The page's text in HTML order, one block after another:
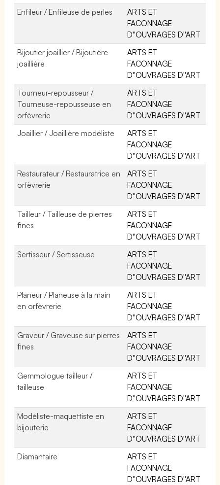
Enfileur / Enfileuse de perles
ARTS ET
FACONNAGE
D''OUVRAGES D''ART
Bijoutier joaillier / Bijoutière
joaillière
ARTS ET
FACONNAGE
D''OUVRAGES D''ART
Tourneur-repousseur /
Tourneuse-repousseuse en
orfèvrerie
ARTS ET
FACONNAGE
D''OUVRAGES D''ART
Joaillier / Joaillière modéliste
ARTS ET
FACONNAGE
D''OUVRAGES D''ART
Restaurateur / Restauratrice en
orfèvrerie
ARTS ET
FACONNAGE
D''OUVRAGES D''ART
Tailleur / Tailleuse de pierres
fines
ARTS ET
FACONNAGE
D''OUVRAGES D''ART
Sertisseur / Sertisseuse
ARTS ET
FACONNAGE
D''OUVRAGES D''ART
Planeur / Planeuse à la main
en orfèvrerie
ARTS ET
FACONNAGE
D''OUVRAGES D''ART
Graveur / Graveuse sur pierres
fines
ARTS ET
FACONNAGE
D''OUVRAGES D''ART
Gemmologue tailleur /
tailleuse
ARTS ET
FACONNAGE
D''OUVRAGES D''ART
Modéliste-maquettiste en
bijouterie
ARTS ET
FACONNAGE
D''OUVRAGES D''ART
Diamantaire
ARTS ET
FACONNAGE
D''OUVRAGES D''ART